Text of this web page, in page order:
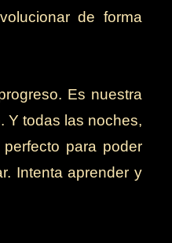
de forma
Es nuestra
Y todas las noches,
para poder
Intenta aprender y